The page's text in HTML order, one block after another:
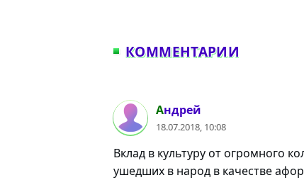
КОММЕНТАРИИ
#1Андрей
18.07.2018, 10:08
Вклад в культуру от огромного
ушедших в народ в качестве